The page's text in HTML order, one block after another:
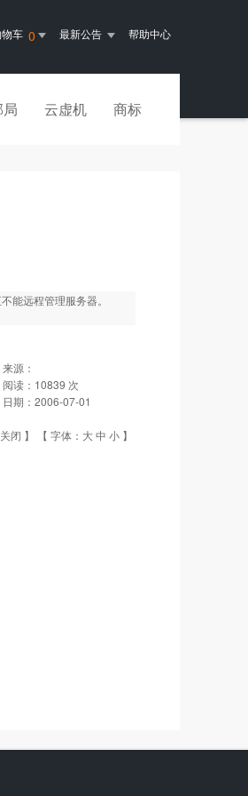
车 0 最新公告 帮助中心
局 云虚机 商标
能远程管理服务器。
来源：
阅读： 10839 次
日期： 2006-07-01
关闭 】 【 字体： 大中 小 】